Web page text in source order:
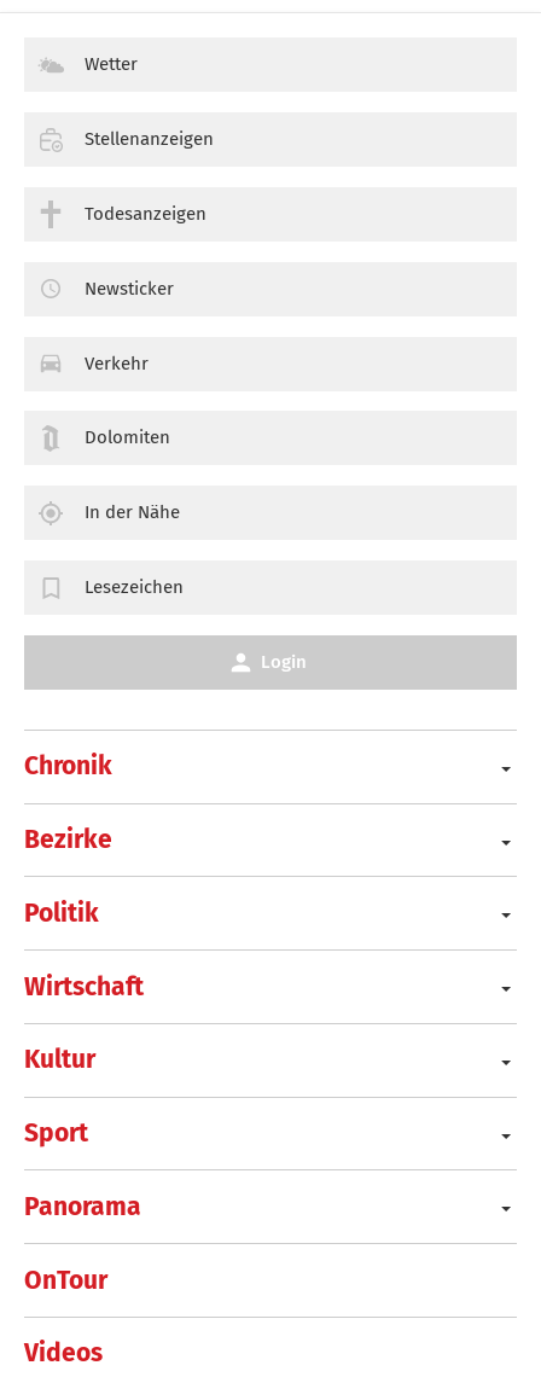
Chronik
Bezirke
Politik
Wirtschaft
Kultur
Sport
Panorama
OnTour
Videos
Wetter
Stellenanzeigen
Todesanzeigen
Newsticker
Verkehr
Dolomiten
In der Nähe
Lesezeichen
Login